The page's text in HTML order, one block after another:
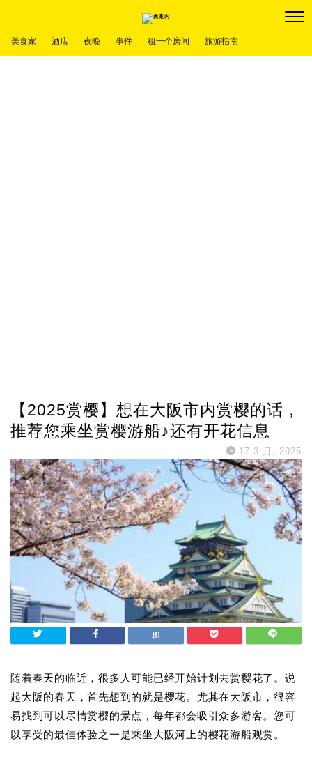
美食家 酒店 夜晚 事件 租一个房间 旅游指南
【2025赏樱】想在大阪市内赏樱的话，
推荐您乘坐赏樱游船♪还有开花信息
17 3 月, 2025
随着春天的临近，很多人可能已经开始计划去赏樱花了。说
起大阪的春天，首先想到的就是樱花。尤其在大阪市，很容
易找到可以尽情赏樱的景点，每年都会吸引众多游客。您可
以享受的最佳体验之一是乘坐大阪河上的樱花游船观赏。